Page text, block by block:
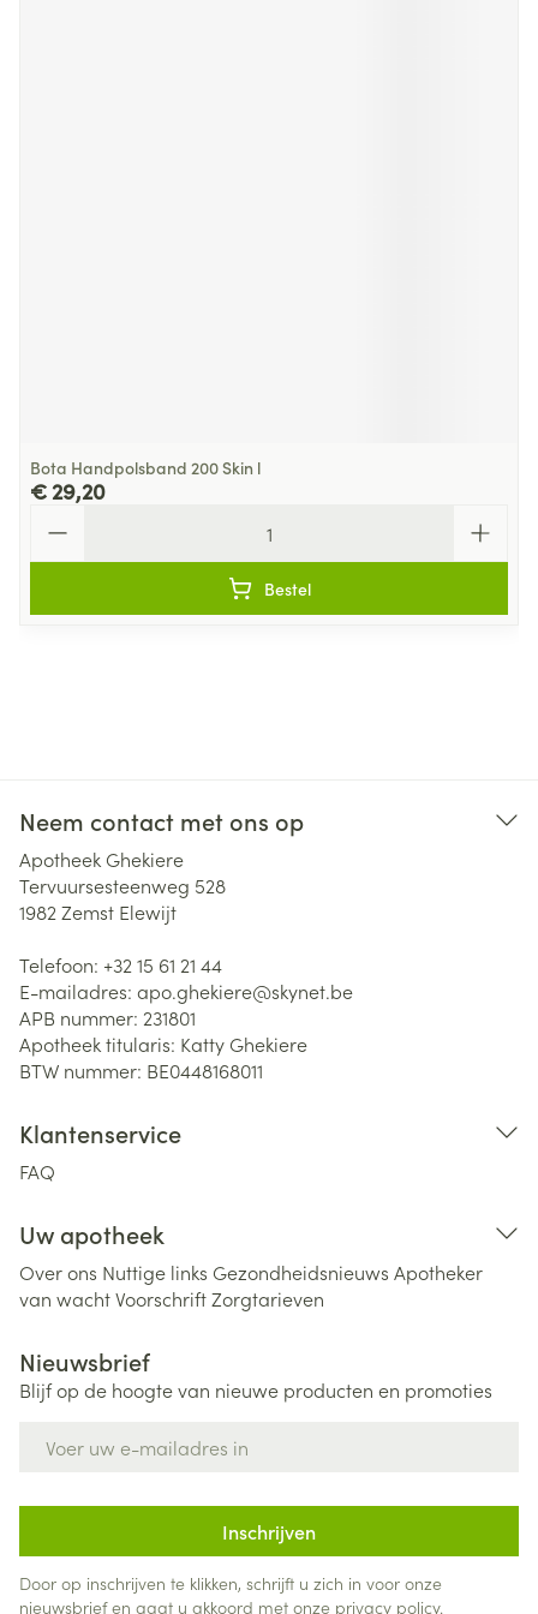
Bota Handpolsband 200 Skin l
€ 29,20
Bestel
Neem contact met ons op
Apotheek Ghekiere
Tervuursesteenweg 528
1982 Zemst Elewijt
Telefoon: +32 15 61 21 44
E-mailadres: apo.ghekiere@skynet.be
APB nummer: 231801
Apotheek titularis: Katty Ghekiere
BTW nummer: BE0448168011
Klantenservice
FAQ
Uw apotheek
Over ons Nuttige links Gezondheidsnieuws Apotheker
van wachtVoorschriftZorgtarieven
Nieuwsbrief
Blijf op de hoogte van nieuwe producten en promoties
Inschrijven
Door op inschrijven te klikken, schrijft u zich in voor onze
nieuwsbrief en gaat u akkoord met onze privacy policy.